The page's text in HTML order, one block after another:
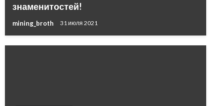
знаменитостей!
mining_broth 31 июля 2021